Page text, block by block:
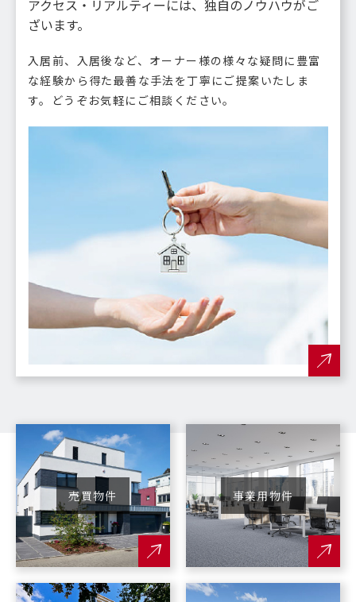
アクセス・リアルティーには、独自のノウハウがご
ざいます。
入居前、入居後など、オーナー様の様々な疑問に豊富
な経験から得た最善な手法を丁寧にご提案いたしま
す。どうぞお気軽にご相談ください。
売買物件 事業用物件